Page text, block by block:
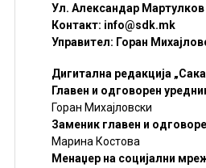
Ул. Александар Мартулков
Контакт: info@sdk.mk
Управител: Горан
Дигитална редакција
Главен и одговорен
Горан Михајловски
Заменик главен и
Марина Костова
Менаџер на социјални